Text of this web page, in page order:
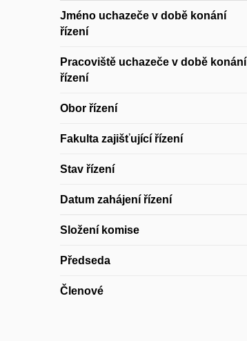
Jméno uchazeče v době konání
řízení
Pracoviště uchazeče v době konání
řízení
Obor řízení
Fakulta zajišťující řízení
Stav řízení
Datum zahájení řízení
Složení komise
Předseda
Členové